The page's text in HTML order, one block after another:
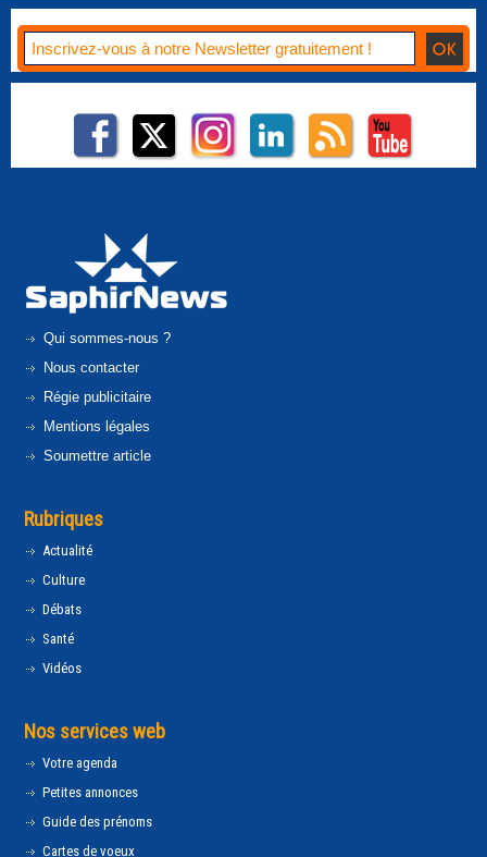
Qui sommes-nous ?
Nous contacter
Régie publicitaire
Mentions légales
Soumettre article
Rubriques
Actualité
Culture
Débats
Santé
Vidéos
Nos services web
Votre agenda
Petites annonces
Guide des prénoms
Cartes de voeux